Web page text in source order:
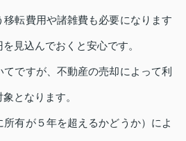
移転費用や諸雑費も必要になります
見込んでおくと安心です。
ですが、不動産の売却によって利
となります。
有が５年を超えるかどうか）によ